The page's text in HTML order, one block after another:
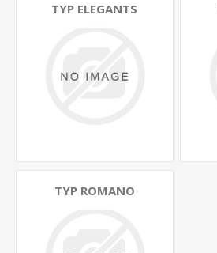
TYP ELEGANTS
TYP ROMANO